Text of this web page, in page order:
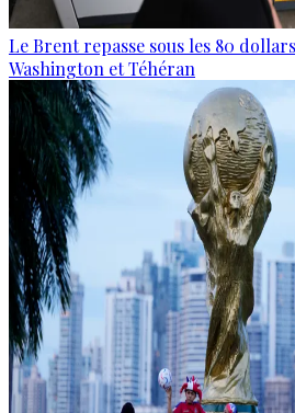
Le Brent repasse sous les 80
Washington et Téhéran